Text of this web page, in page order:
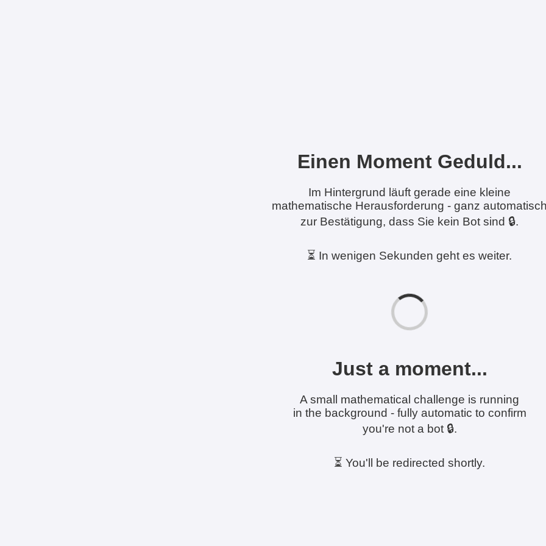
Einen Moment Geduld...
Im Hintergrund läuft gerade eine kleine
mathematische Herausforderung - ganz
zur Bestätigung, dass Sie kein Bot sind 🔒.
⏳ In wenigen Sekunden geht es weiter.
Just a moment...
A small mathematical challenge is running
in the background - fully automatic to confirm
you're not a bot 🔒.
⏳ You'll be redirected shortly.